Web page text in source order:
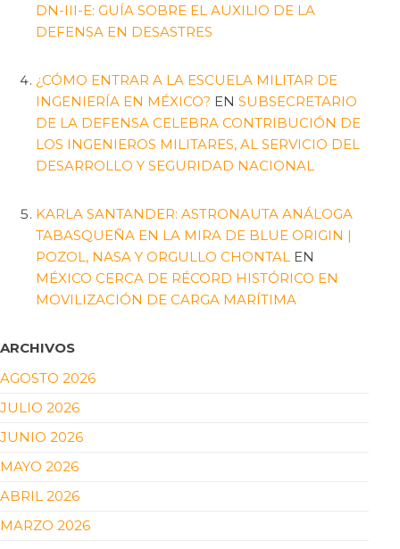
DN-III-E: GUÍA SOBRE EL AUXILIO DE LA
DEFENSA EN DESASTRES
¿CÓMO ENTRAR A LA ESCUELA MILITAR DE
INGENIERÍA EN MÉXICO? EN SUBSECRETARIO
DE LA DEFENSA CELEBRA CONTRIBUCIÓN DE
LOS INGENIEROS MILITARES, AL SERVICIO DEL
DESARROLLO Y SEGURIDAD NACIONAL
KARLA SANTANDER: ASTRONAUTA ANÁLOGA
TABASQUEÑA EN LA MIRA DE BLUE ORIGIN |
POZOL, NASA Y ORGULLO CHONTAL EN
MÉXICO CERCA DE RÉCORD HISTÓRICO EN
MOVILIZACIÓN DE CARGA MARÍTIMA
ARCHIVOS
AGOSTO 2026
JULIO 2026
JUNIO 2026
MAYO 2026
ABRIL 2026
MARZO 2026